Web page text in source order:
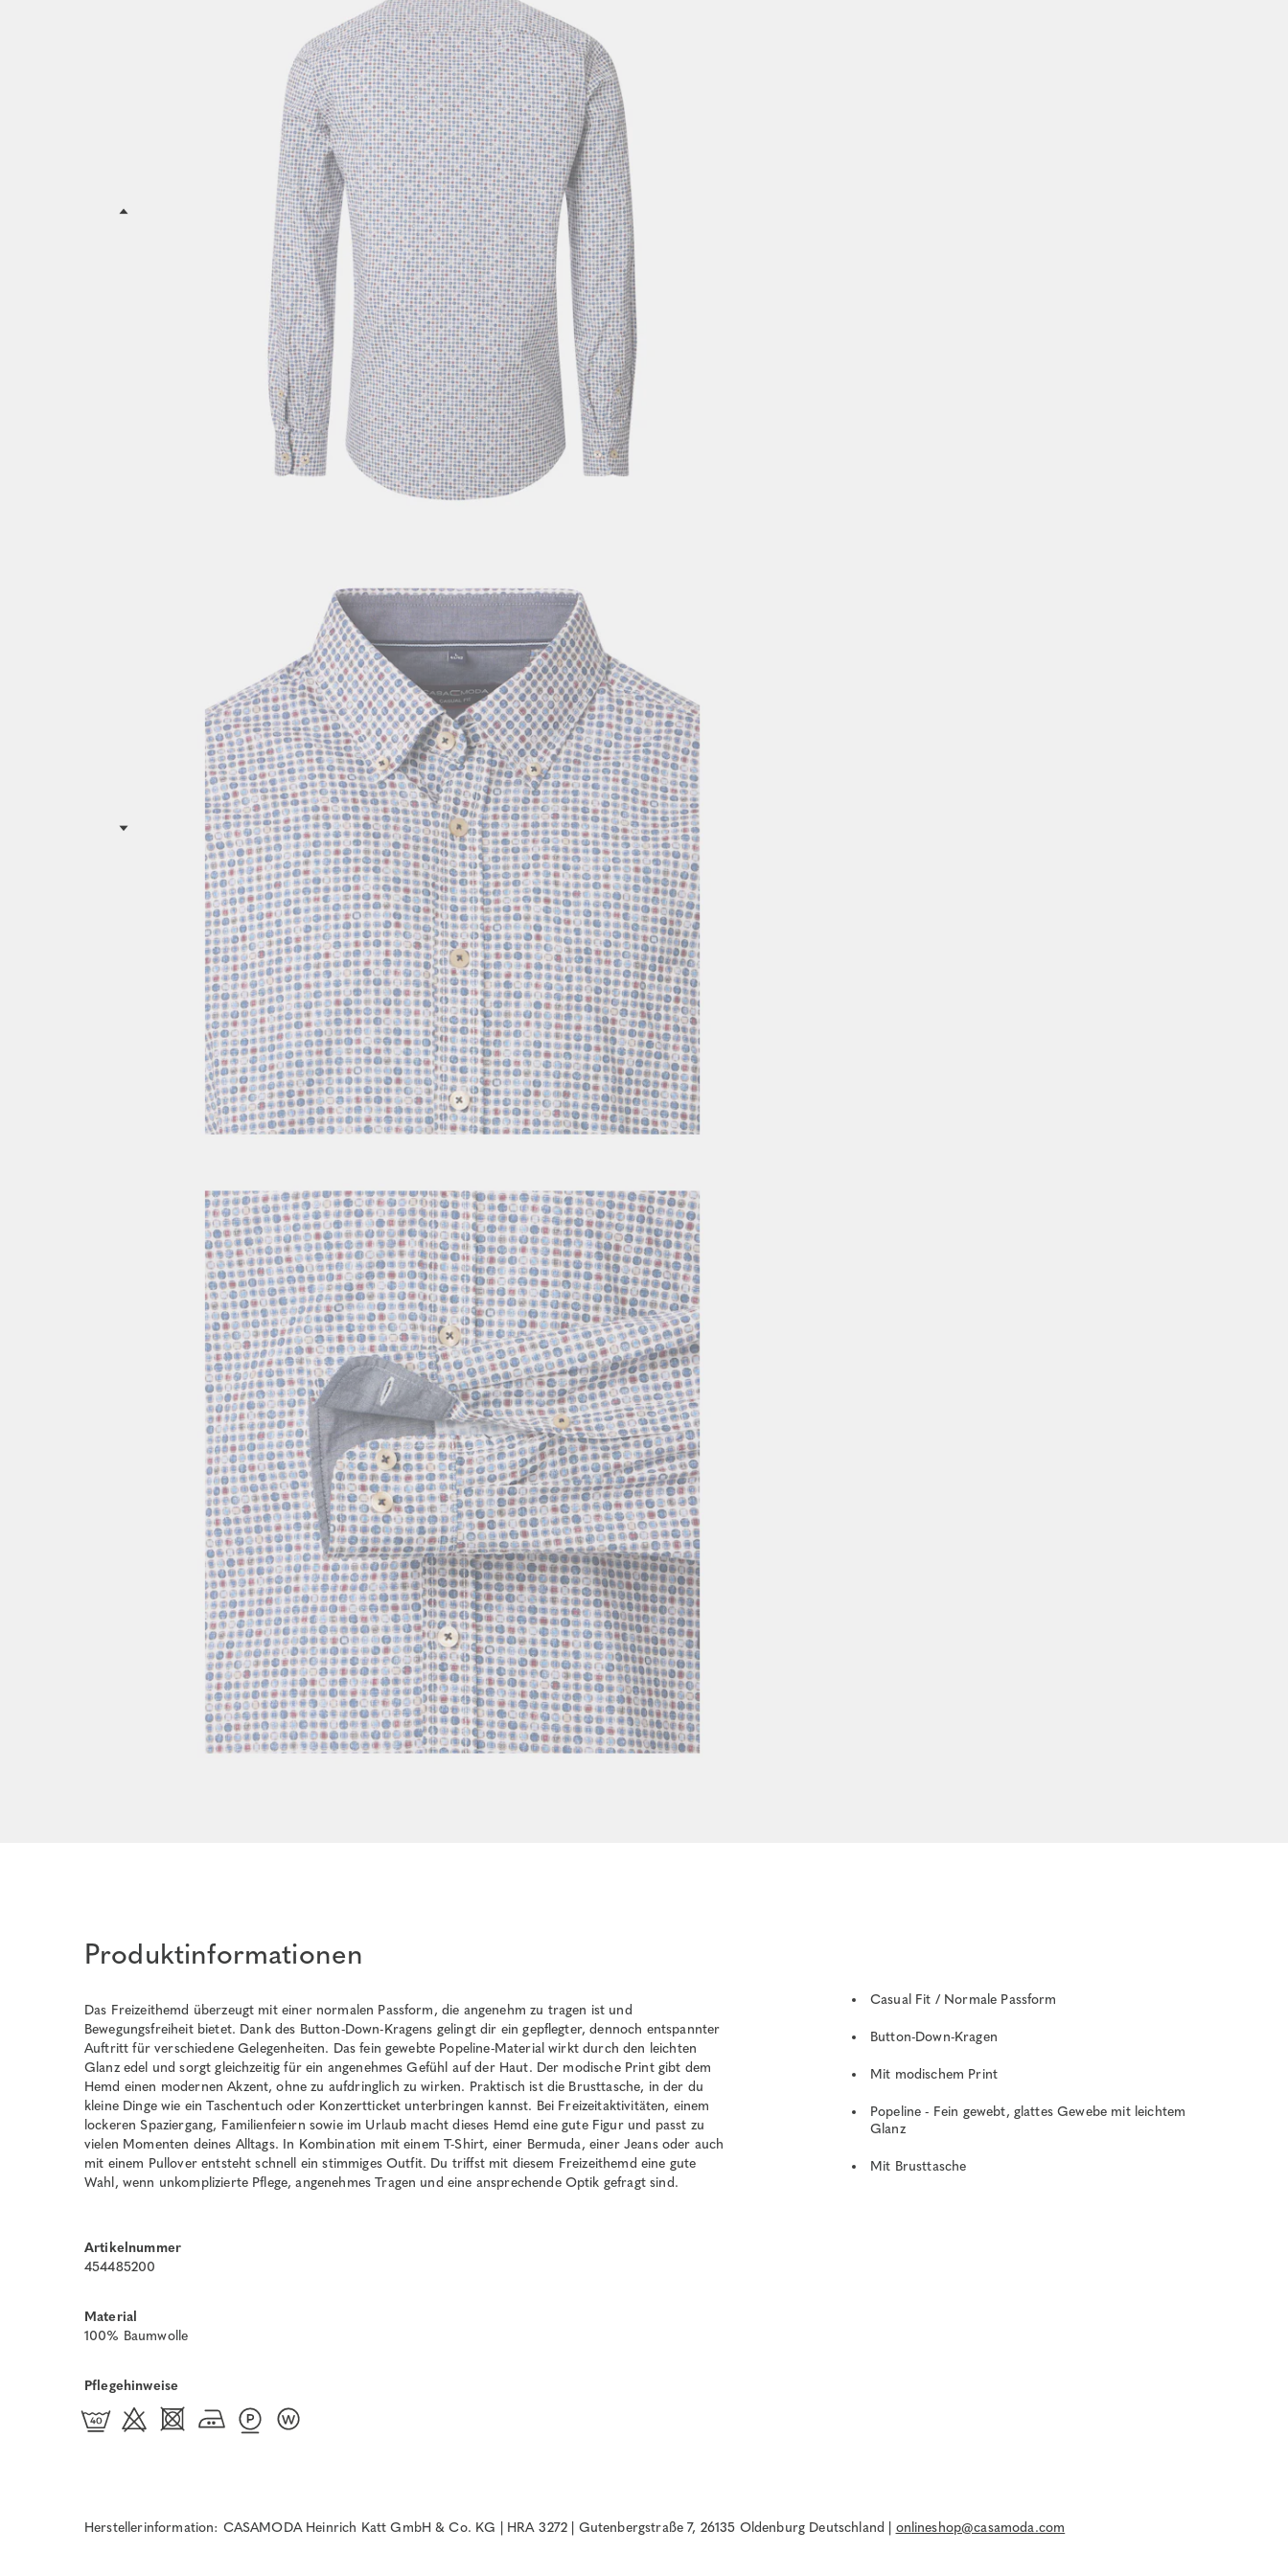
Produktinformationen
Das Freizeithemd überzeugt mit einer normalen Passform, die angenehm zu tragen ist und
Bewegungsfreiheit bietet. Dank des Button-Down-Kragens gelingt dir ein gepflegter, dennoch entspannter
Auftritt für verschiedene Gelegenheiten. Das fein gewebte Popeline-Material wirkt durch den leichten
Glanz edel und sorgt gleichzeitig für ein angenehmes Gefühl auf der Haut. Der modische Print gibt dem
Hemd einen modernen Akzent, ohne zu aufdringlich zu wirken. Praktisch ist die Brusttasche, in der du
kleine Dinge wie ein Taschentuch oder Konzertticket unterbringen kannst. Bei Freizeitaktivitäten, einem
lockeren Spaziergang, Familienfeiern sowie im Urlaub macht dieses Hemd eine gute Figur und passt zu
vielen Momenten deines Alltags. In Kombination mit einem T-Shirt, einer Bermuda, einer Jeans oder auch
mit einem Pullover entsteht schnell ein stimmiges Outfit. Du triffst mit diesem Freizeithemd eine gute
Wahl, wenn unkomplizierte Pflege, angenehmes Tragen und eine ansprechende Optik gefragt sind.
Artikelnummer
454485200
Material
100% Baumwolle
Pflegehinweise
Casual Fit / Normale Passform
Button-Down-Kragen
Mit modischem Print
Popeline - Fein gewebt, glattes Gewebe mit leichtem
Glanz
Mit Brusttasche
Herstellerinformation: CASAMODA Heinrich Katt GmbH & Co. KG | HRA 3272 | Gutenbergstraße 7, 26135 Oldenburg Deutschland | onlineshop@casamoda.com